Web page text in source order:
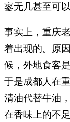
寥无几甚至可
事实上，重庆
着出现的。原
候，外地食客
于是成都人在
清油代替牛油
在香味上的不足